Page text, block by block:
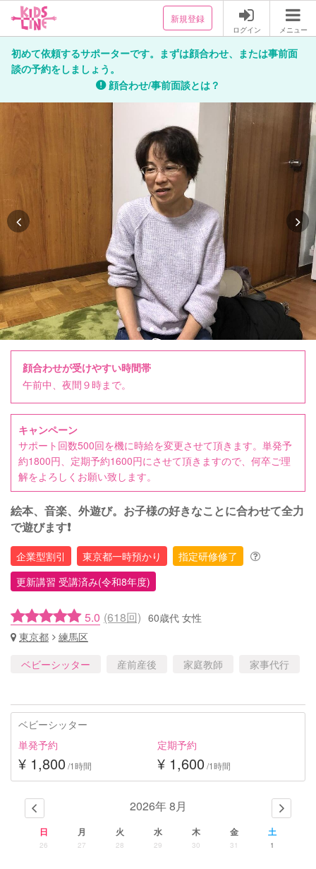
新規登録
ログイン メニュー
初めて依頼するサポーターです。まずは顔合わせ、または事前面
談の予約をしましょう。
顔合わせ/事前面談とは？
顔合わせが受けやすい時間帯
午前中、夜間９時まで。
キャンペーン
サポート回数500回を機に時給を変更させて頂きます。単発予
約1800円、定期予約1600円にさせて頂きますので、何卒ご理
解をよろしくお願い致します。
絵本、音楽、外遊び。お子様の好きなことに合わせて全力
で遊びます❗
企業型割引 東京都一時預かり
指定研修修了
更新講習 受講済み(令和8年度)
5.0 (618回) 60歳代 女性
東京都
練馬区
ベビーシッター
産前産後 家庭教師 家事代行
ベビーシッター
単発予約
¥ 1,800 /1時間
定期予約
¥ 1,600 /1時間
2026年 8月
日 月 火 水 木 金 土
26 27 28 29 30 31 1